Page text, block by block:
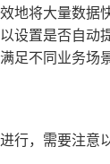
地将大量数据
设置是否自动
足不同业务场
行，需要注意